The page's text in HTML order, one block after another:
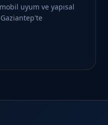
uyum ve yapısal